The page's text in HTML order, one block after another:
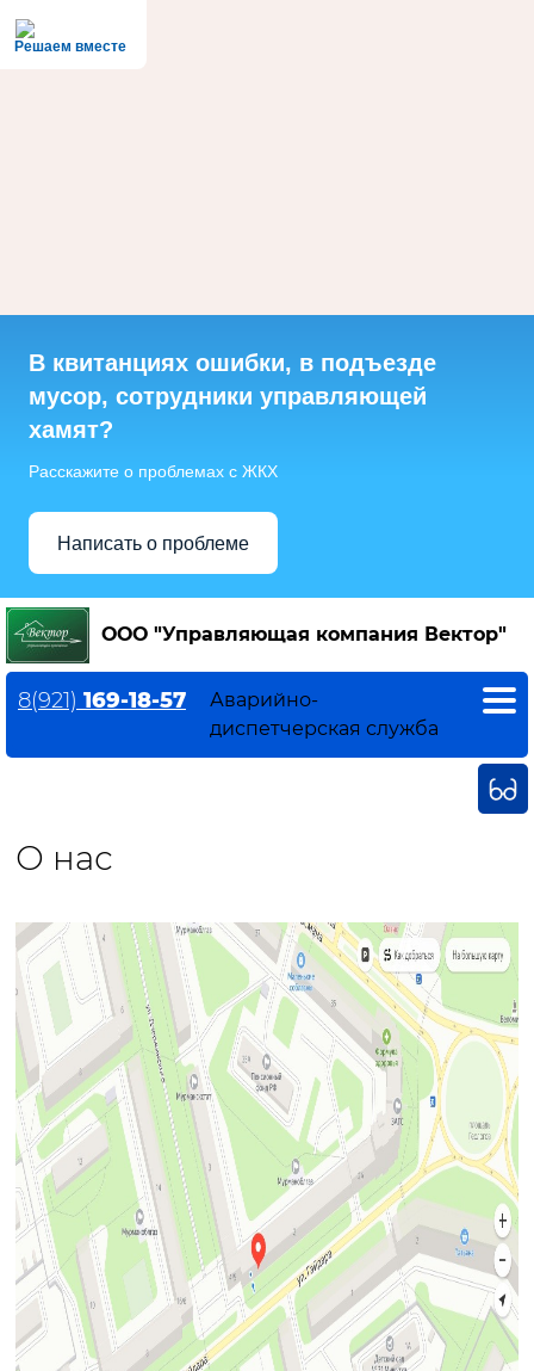
Решаем вместе
В квитанциях ошибки, в подъезде
мусор, сотрудники управляющей
хамят?
Расскажите о проблемах с ЖКХ
Написать о проблеме
ООО "Управляющая компания Вектор"
8(921) 169-18-57
Аварийно-
диспетчерская служба
О нас